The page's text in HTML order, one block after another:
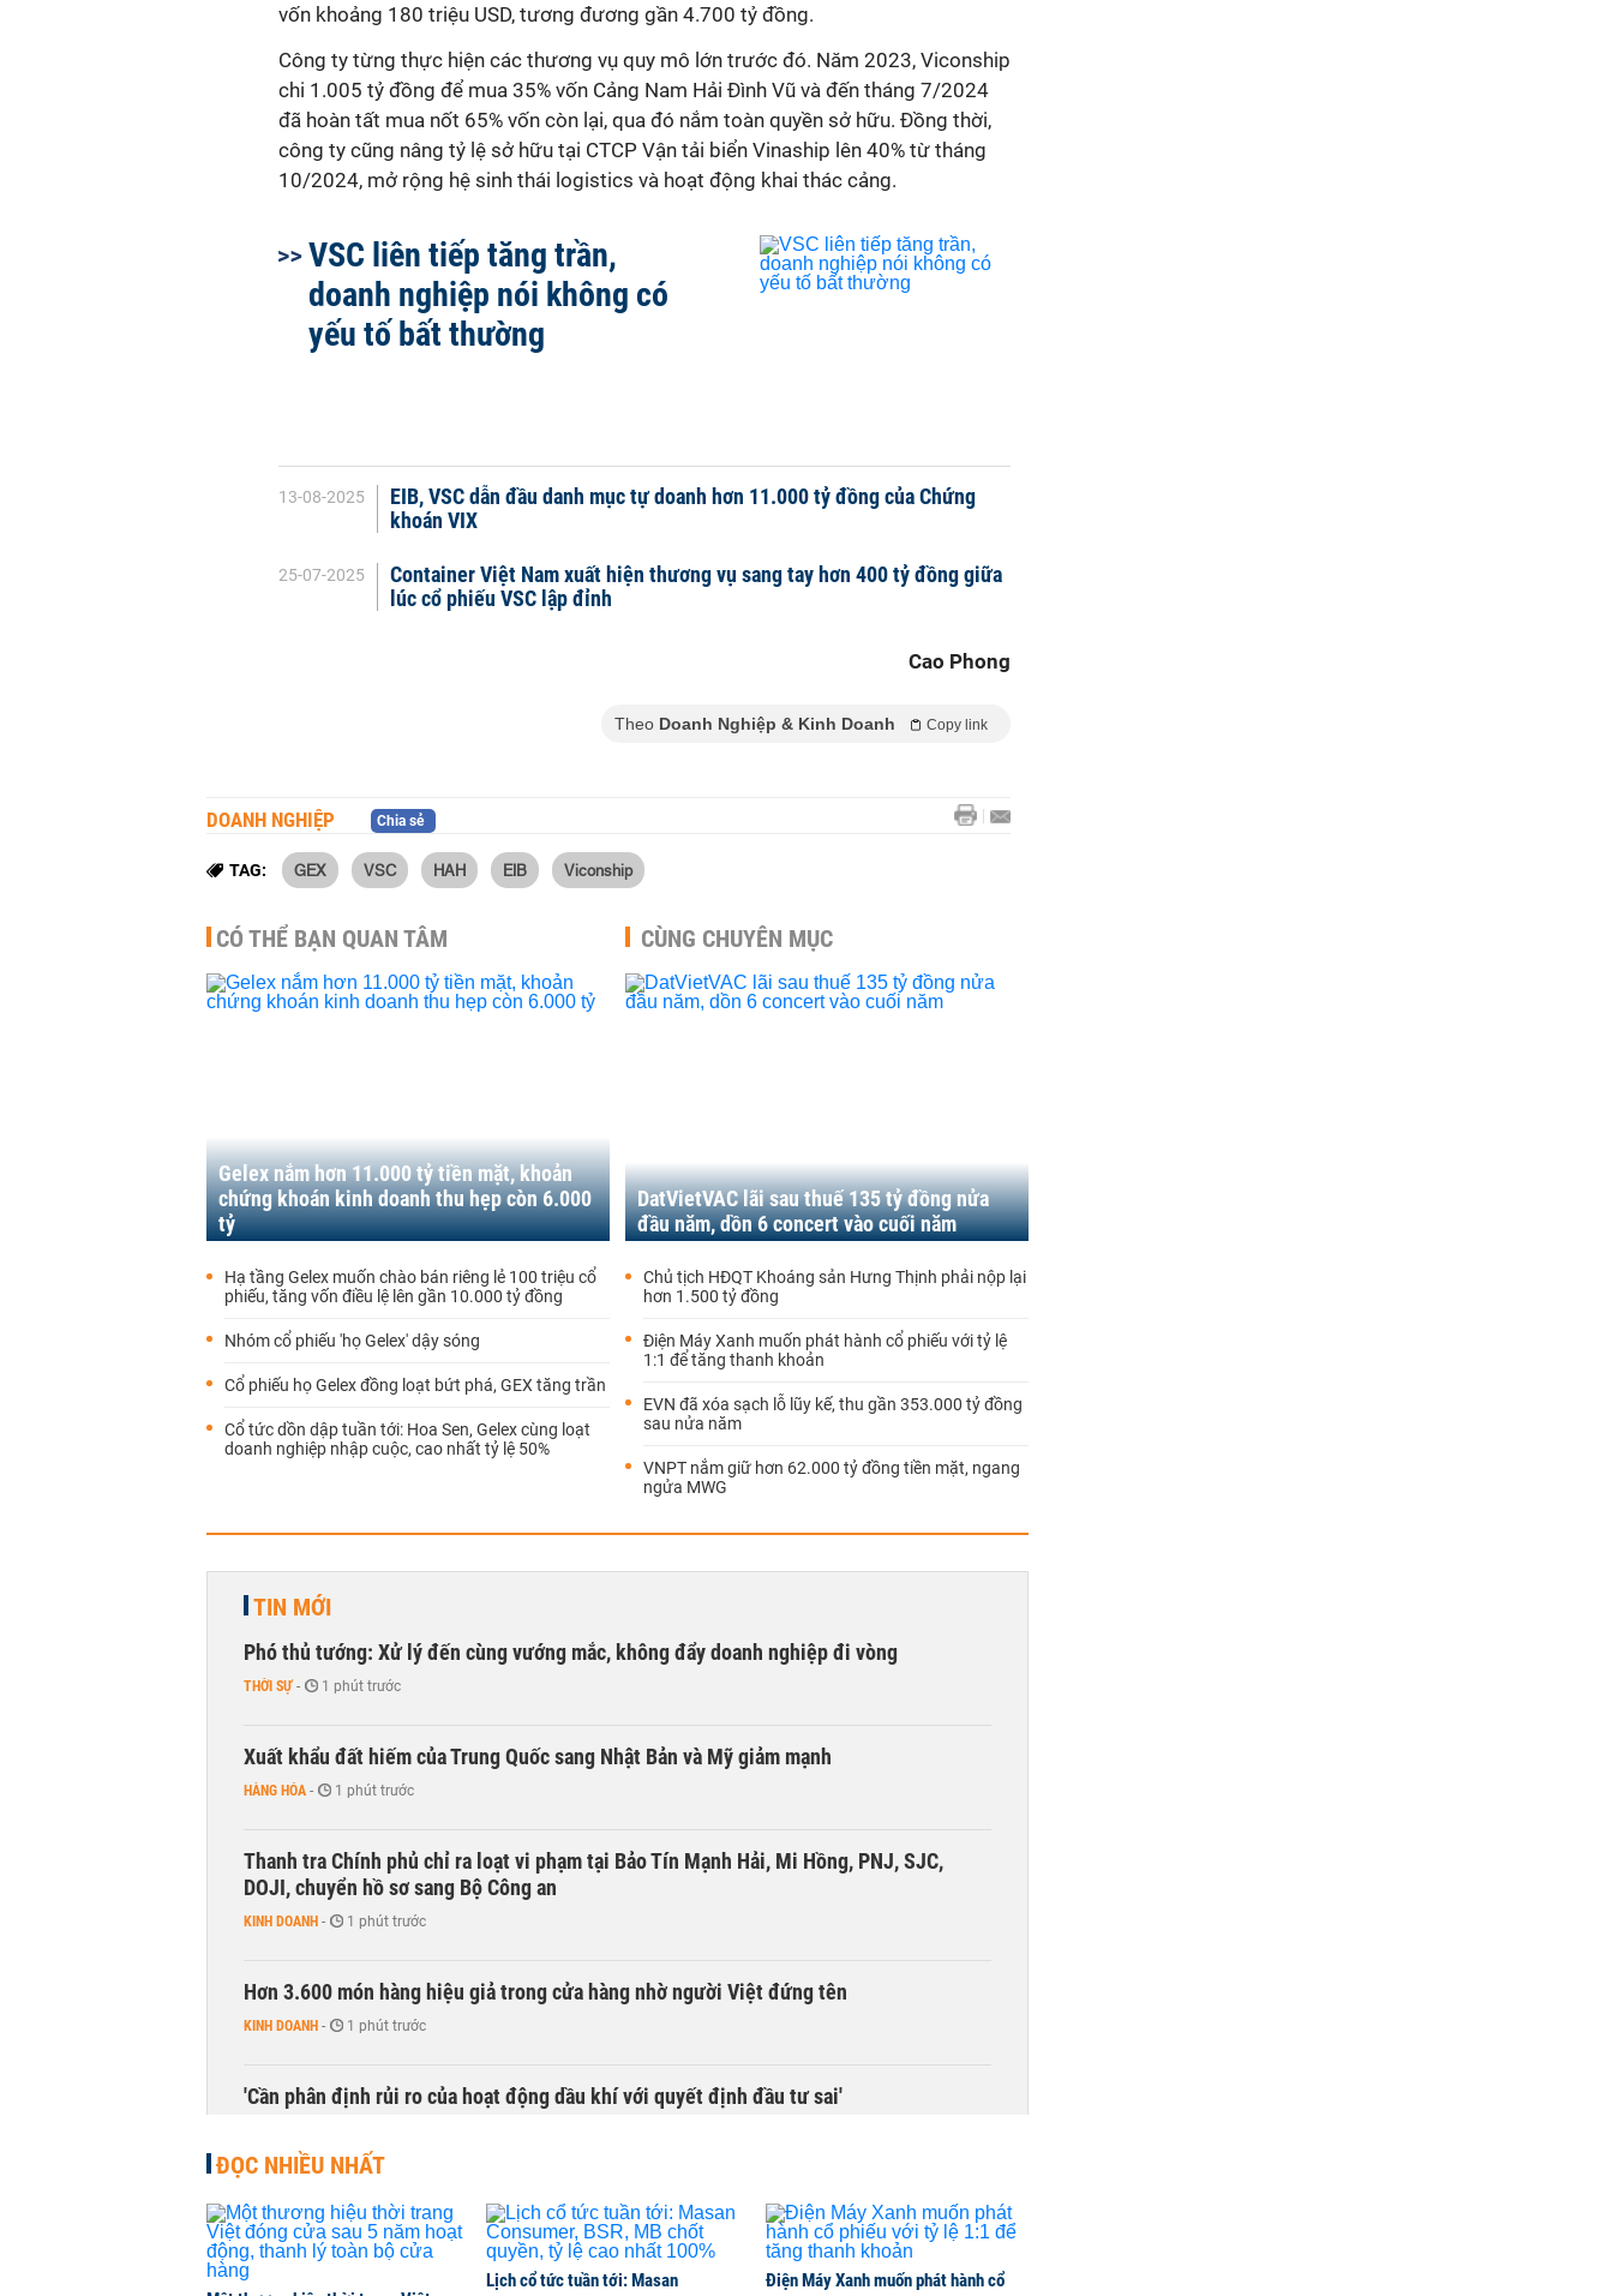
vốn khoảng 180 triệu USD, tương đương gần 4.700 tỷ đồng.
Công ty từng thực hiện các thương vụ quy mô lớn trước đó. Năm 2023, Viconship
chi 1.005 tỷ đồng để mua 35% vốn Cảng Nam Hải Đình Vũ và đến tháng 7/2024
đã hoàn tất mua nốt 65% vốn còn lại, qua đó nắm toàn quyền sở hữu. Đồng thời,
công ty cũng nâng tỷ lệ sở hữu tại CTCP Vận tải biển Vinaship lên 40% từ tháng
10/2024, mở rộng hệ sinh thái logistics và hoạt động khai thác cảng.
VSC liên tiếp tăng trần,
doanh nghiệp nói không có
yếu tố bất thường
13-08-2025
EIB, VSC dẫn đầu danh mục tự doanh hơn 11.000 tỷ đồng của Chứng
khoán VIX
25-07-2025
Container Việt Nam xuất hiện thương vụ sang tay hơn 400 tỷ đồng giữa
lúc cổ phiếu VSC lập đỉnh
Cao Phong
Theo Doanh Nghiệp & Kinh Doanh Copy link
DOANH NGHIỆP Chia sẻ
TAG: GEX VSC HAH EIB Viconship
CÓ THỂ BẠN QUAN TÂM
Gelex nắm hơn 11.000 tỷ tiền mặt, khoản
chứng khoán kinh doanh thu hẹp còn 6.000
tỷ
Hạ tầng Gelex muốn chào bán riêng lẻ 100 triệu cổ
phiếu, tăng vốn điều lệ lên gần 10.000 tỷ đồng
Nhóm cổ phiếu 'họ Gelex' dậy sóng
Cổ phiếu họ Gelex đồng loạt bứt phá, GEX tăng trần
Cổ tức dồn dập tuần tới: Hoa Sen, Gelex cùng loạt
doanh nghiệp nhập cuộc, cao nhất tỷ lệ 50%
CÙNG CHUYÊN MỤC
DatVietVAC lãi sau thuế 135 tỷ đồng nửa
đầu năm, dồn 6 concert vào cuối năm
Chủ tịch HĐQT Khoáng sản Hưng Thịnh phải nộp lại
hơn 1.500 tỷ đồng
Điện Máy Xanh muốn phát hành cổ phiếu với tỷ lệ
1:1 để tăng thanh khoản
EVN đã xóa sạch lỗ lũy kế, thu gần 353.000 tỷ đồng
sau nửa năm
VNPT nắm giữ hơn 62.000 tỷ đồng tiền mặt, ngang
ngửa MWG
TIN MỚI
Phó thủ tướng: Xử lý đến cùng vướng mắc, không đẩy doanh nghiệp đi vòng
THỜI SỰ - 1 phút trước
Xuất khẩu đất hiếm của Trung Quốc sang Nhật Bản và Mỹ giảm mạnh
HÀNG HÓA - 1 phút trước
Thanh tra Chính phủ chỉ ra loạt vi phạm tại Bảo Tín Mạnh Hải, Mi Hồng, PNJ, SJC,
DOJI, chuyển hồ sơ sang Bộ Công an
KINH DOANH - 1 phút trước
Hơn 3.600 món hàng hiệu giả trong cửa hàng nhờ người Việt đứng tên
KINH DOANH - 1 phút trước
'Cần phân định rủi ro của hoạt động dầu khí với quyết định đầu tư sai'
ĐỌC NHIỀU NHẤT
Lịch cổ tức tuần tới: Masan
Điện Máy Xanh muốn phát hành cổ